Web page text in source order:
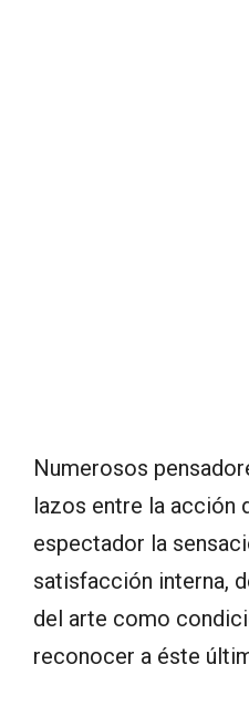
Numerosos
lazos entre la acción
espectador la
satisfacción interna,
del arte como
reconocer a éste